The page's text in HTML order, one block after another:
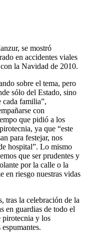
se mostró
en accidentes viales
la Navidad de 2010.
sobre el tema, pero
sólo del Estado, sino
cada familia”,
con
que pidió a los
ya que “este
para festejar, nos
hospital”. Lo mismo
que ser prudentes y
por la calle o la
en riesgo nuestras vidas
tras la celebración de la
en guardias de todo el
pirotecnia y los